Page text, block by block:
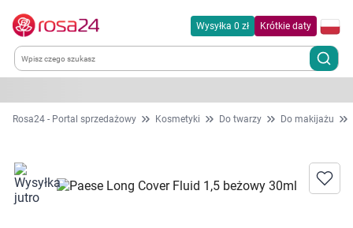
Wysyłka 0 zł Krótkie daty
Kategorie
Dla zwierząt
Rosa24 - Portal sprzedażowy Kosmetyki Do twarzy Do makijażu